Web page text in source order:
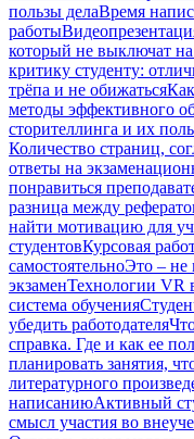
пользы делаВремя
работы
который не выключат на
критику студенту:
трёпа и не обижаться
методы эффективного
сторителлинга и их
Количество страниц,
ответы на
понравиться
разница между
найти мотивацию для
студентовКурсовая
самостоятельноЭто – не
экзаменТехнологии VR
система обучения
убедить работодателя
справка. Где и как ее
планировать занятия,
литературного
написаниюАктивный
смысл участия во